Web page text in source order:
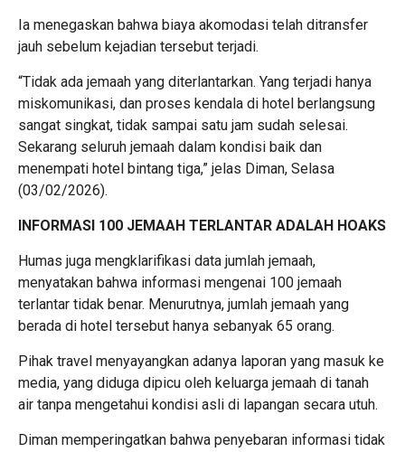
Ia menegaskan bahwa biaya akomodasi telah ditransfer
jauh sebelum kejadian tersebut terjadi.
“Tidak ada jemaah yang diterlantarkan. Yang terjadi hanya
miskomunikasi, dan proses kendala di hotel berlangsung
sangat singkat, tidak sampai satu jam sudah selesai.
Sekarang seluruh jemaah dalam kondisi baik dan
menempati hotel bintang tiga,” jelas Diman, Selasa
(03/02/2026).
INFORMASI 100 JEMAAH TERLANTAR ADALAH HOAKS
Humas juga mengklarifikasi data jumlah jemaah,
menyatakan bahwa informasi mengenai 100 jemaah
terlantar tidak benar. Menurutnya, jumlah jemaah yang
berada di hotel tersebut hanya sebanyak 65 orang.
Pihak travel menyayangkan adanya laporan yang masuk ke
media, yang diduga dipicu oleh keluarga jemaah di tanah
air tanpa mengetahui kondisi asli di lapangan secara utuh.
Diman memperingatkan bahwa penyebaran informasi tidak